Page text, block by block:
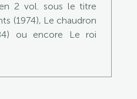
2 vol. sous le titre
(1974), Le chaudron
ou encore Le roi